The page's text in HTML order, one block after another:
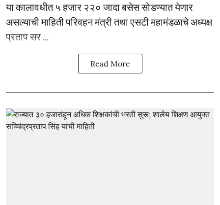
या कालावधीत ५ हजार २२० जादा बसेस सोडण्यात येणार
असल्याची माहिती परिवहन मंत्री तथा एसटी महामंडळाचे अध्यक्ष
प्रताप सर ...
Read More